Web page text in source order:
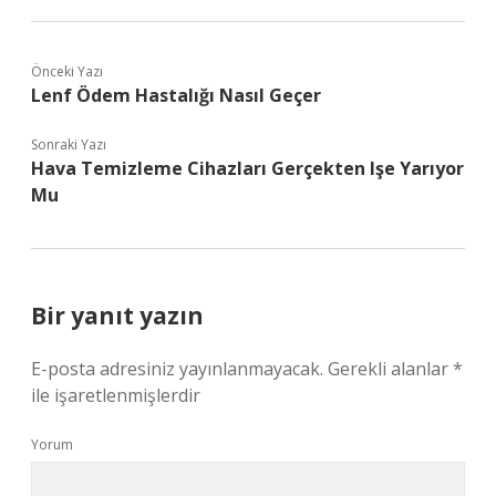
Önceki Yazı
Lenf Ödem Hastalığı Nasıl Geçer
Sonraki Yazı
Hava Temizleme Cihazları Gerçekten Işe Yarıyor
Mu
Bir yanıt yazın
E-posta adresiniz yayınlanmayacak. Gerekli alanlar*
ile işaretlenmişlerdir
Yorum